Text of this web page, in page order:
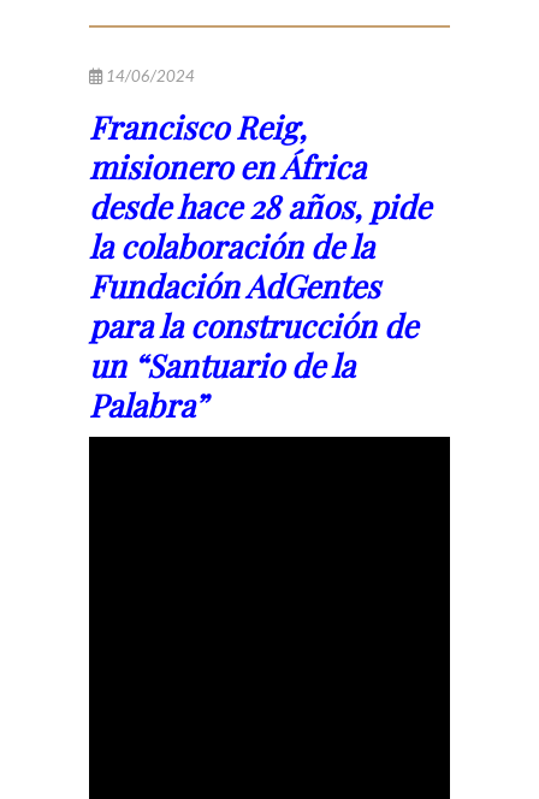
14/06/2024
Francisco Reig,
misionero en África
desde hace 28 años, pide
la colaboración de la
Fundación AdGentes
para la construcción de
un “Santuario de la
Palabra”